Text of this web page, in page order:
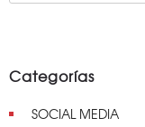
Categorías
SOCIAL MEDIA